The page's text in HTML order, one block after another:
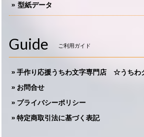
型紙データ
Guide ご利用ガイド
手作り応援うちわ文字専門店 ☆うちわ
お問合せ
プライバシーポリシー
特定商取引法に基づく表記